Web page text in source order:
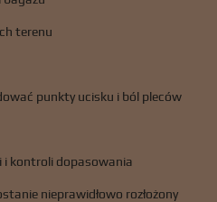
terenu
punkty ucisku i ból pleców
i kontroli dopasowania
nieprawidłowo rozłożony